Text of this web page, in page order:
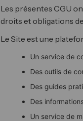
Les présentes CGU
droits et obligations
Le Site est une
Un service de
Des outils de
Des guides
Des
Un service de